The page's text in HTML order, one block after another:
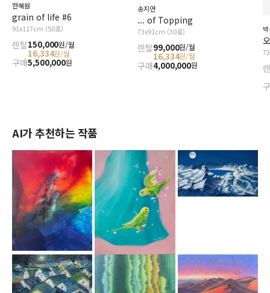
한혜원
grain of life #6
91x117cm (50호)
렌탈150,000원/월
16,334원/월
구매5,500,000원
송지연
... of Topping
73x91cm (30호)
렌탈99,000원/월
16,334원/월
구매4,000,000원
AI가 추천하는 작품